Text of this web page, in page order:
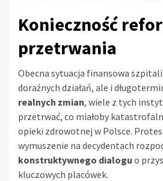
Konieczność
przetrwania
Obecna sytuacja finansowa
doraźnych działań, ale i
realnych zmian, wiele z tych
przetrwać, co miałoby
opieki zdrowotnej w Polsce.
wymuszenie na decydentach
konstruktywnego dialogu o
kluczowych placówek.